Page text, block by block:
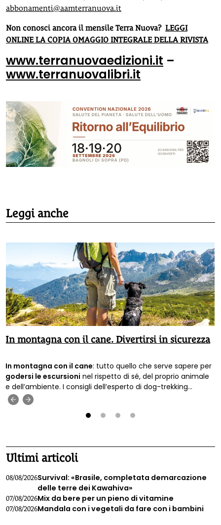
abbonamenti@aamterranuova.it
Non conosci ancora il mensile Terra Nuova? LEGGI
ONLINE LA COPIA OMAGGIO INTEGRALE DELLA RIVISTA
www.terranuovaedizioni.it –
www.terranuovalibri.it
Leggi anche
In montagna con il cane. Divertirsi in sicurezza
In montagna con il cane: tutto quello che serve sapere per
godersi le escursioni nel rispetto di sé, del proprio animale
e dell’ambiente. I consigli dell’esperto di dog-trekking
Francesco Scagliotti.
Ultimi articoli
08/08/2026Survival: «Brasile, completata demarcazione
delle terre dei Kawahiva»
07/08/2026Mix da bere per un pieno di vitamine
07/08/2026Mandala con i vegetali da fare con i bambini